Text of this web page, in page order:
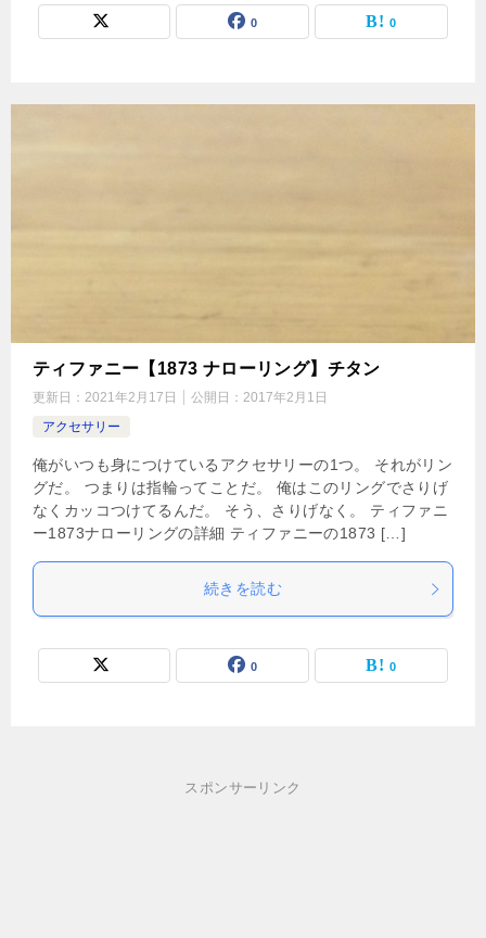
0 0
ティファニー【1873 ナローリング】チタン
更新日： 2021年2月17日 公開日： 2017年2月1日
アクセサリー
俺がいつも身につけているアクセサリーの1つ。 それがリン
グだ。 つまりは指輪ってことだ。 俺はこのリングでさりげ
なくカッコつけてるんだ。 そう、さりげなく。 ティファニ
ー1873ナローリングの詳細 ティファニーの1873 […]
続きを読む
0 0
スポンサーリンク